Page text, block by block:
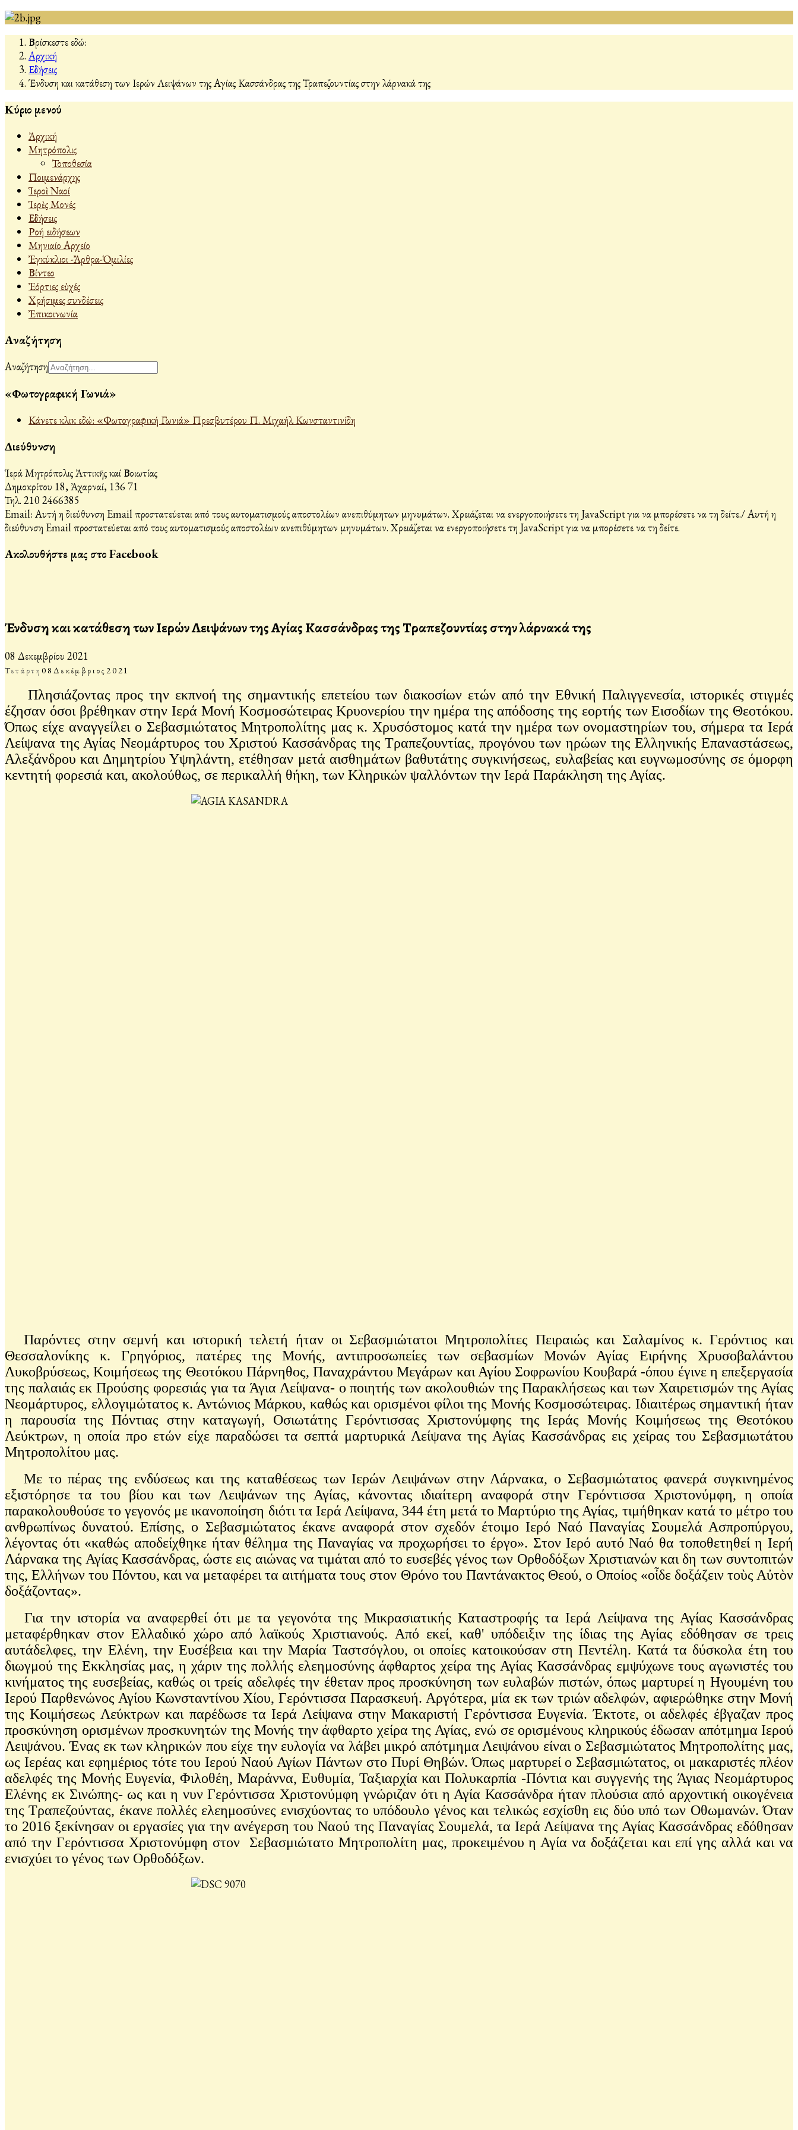
Βρίσκεστε εδώ:
Αρχική
Εἰδήσεις
Ένδυση και κατάθεση των Ιερών Λειψάνων της Αγίας Κασσάνδρας της Τραπεζουντίας στην λάρνακά της
Κύριο μενού
Ἀρχική
Μητρόπολις
Τοποθεσία
Ποιμενάρχης
Ἱεροὶ Ναοί
Ἱερὲς Μονές
Εἰδήσεις
Ροή ειδήσεων
Μηνιαίο Αρχείο
Ἐγκύκλιοι -Ἄρθρα-Ὁμιλίες
Βίντεο
Ἐόρτιες εὐχές
Χρήσιμες συνδέσεις
Ἐπικοινωνία
Αναζήτηση
Αναζήτηση
«Φωτογραφική Γωνιά»
Κάνετε κλικ εδώ: «Φωτογραφική Γωνιά» Πρεσβυτέρου Π. Μιχαήλ Κωνσταντινίδη
Διεύθυνση
Ἱερά Μητρόπολις Ἀττικῆς καί Βοιωτίας
Δημοκρίτου 18, Ἀχαρναί, 136 71
Τηλ. 210 2466385
Email: Αυτή η διεύθυνση Email προστατεύεται από τους αυτοματισμούς αποστολέων ανεπιθύμητων μηνυμάτων. Χρειάζεται να ενεργοποιήσετε τη JavaScript για να μπορέσετε να τη δείτε./Αυτή η
διεύθυνση Email προστατεύεται από τους αυτοματισμούς αποστολέων ανεπιθύμητων μηνυμάτων. Χρειάζεται να ενεργοποιήσετε τη JavaScript για να μπορέσετε να τη δείτε.
Ακολουθήστε μας στο Facebook
Ένδυση και κατάθεση των Ιερών Λειψάνων της Αγίας Κασσάνδρας της Τραπεζουντίας στην λάρνακά της
08 Δεκεμβρίου 2021
Τετάρτη08 Δεκέμβριος2021
Πλησιάζοντας προς την εκπνοή της σημαντικής επετείου των διακοσίων ετών από την Εθνική Παλιγγενεσία, ιστορικές στιγμές
έζησαν όσοι βρέθηκαν στην Ιερά Μονή Κοσμοσώτειρας Κρυονερίου την ημέρα της απόδοσης της εορτής των Εισοδίων της Θεοτόκου.
Όπως είχε αναγγείλει ο Σεβασμιώτατος Μητροπολίτης μας κ. Χρυσόστομος κατά την ημέρα των ονομαστηρίων του, σήμερα τα Ιερά
Λείψανα της Αγίας Νεομάρτυρος του Χριστού Κασσάνδρας της Τραπεζουντίας, προγόνου των ηρώων της Ελληνικής Επαναστάσεως,
Αλεξάνδρου και Δημητρίου Υψηλάντη, ετέθησαν μετά αισθημάτων βαθυτάτης συγκινήσεως, ευλαβείας και ευγνωμοσύνης σε όμορφη
κεντητή φορεσιά και, ακολούθως, σε περικαλλή θήκη, των Κληρικών ψαλλόντων την Ιερά Παράκληση της Αγίας.
Παρόντες στην σεμνή και ιστορική τελετή ήταν οι Σεβασμιώτατοι Μητροπολίτες Πειραιώς και Σαλαμίνος κ. Γερόντιος και
Θεσσαλονίκης κ. Γρηγόριος, πατέρες της Μονής, αντιπροσωπείες των σεβασμίων Μονών Αγίας Ειρήνης Χρυσοβαλάντου
Λυκοβρύσεως, Κοιμήσεως της Θεοτόκου Πάρνηθος, Παναχράντου Μεγάρων και Αγίου Σοφρωνίου Κουβαρά -όπου έγινε η επεξεργασία
της παλαιάς εκ Προύσης φορεσιάς για τα Άγια Λείψανα- ο ποιητής των ακολουθιών της Παρακλήσεως και των Χαιρετισμών της Αγίας
Νεομάρτυρος, ελλογιμώτατος κ. Αντώνιος Μάρκου, καθώς και ορισμένοι φίλοι της Μονής Κοσμοσώτειρας. Ιδιαιτέρως σημαντική ήταν
η παρουσία της Πόντιας στην καταγωγή, Οσιωτάτης Γερόντισσας Χριστονύμφης της Ιεράς Μονής Κοιμήσεως της Θεοτόκου
Λεύκτρων, η οποία προ ετών είχε παραδώσει τα σεπτά μαρτυρικά Λείψανα της Αγίας Κασσάνδρας εις χείρας του Σεβασμιωτάτου
Μητροπολίτου μας.
Με το πέρας της ενδύσεως και της καταθέσεως των Ιερών Λειψάνων στην Λάρνακα, ο Σεβασμιώτατος φανερά συγκινημένος
εξιστόρησε τα του βίου και των Λειψάνων της Αγίας, κάνοντας ιδιαίτερη αναφορά στην Γερόντισσα Χριστονύμφη, η οποία
παρακολουθούσε το γεγονός με ικανοποίηση διότι τα Ιερά Λείψανα, 344 έτη μετά το Μαρτύριο της Αγίας, τιμήθηκαν κατά το μέτρο του
ανθρωπίνως δυνατού. Επίσης, ο Σεβασμιώτατος έκανε αναφορά στον σχεδόν έτοιμο Ιερό Ναό Παναγίας Σουμελά Ασπροπύργου,
λέγοντας ότι «καθώς αποδείχθηκε ήταν θέλημα της Παναγίας να προχωρήσει το έργο». Στον Ιερό αυτό Ναό θα τοποθετηθεί η Ιερή
Λάρνακα της Αγίας Κασσάνδρας, ώστε εις αιώνας να τιμάται από το ευσεβές γένος των Ορθοδόξων Χριστιανών και δη των συντοπιτών
της, Ελλήνων του Πόντου, και να μεταφέρει τα αιτήματα τους στον Θρόνο του Παντάνακτος Θεού, ο Οποίος «οἶδε δοξάζειν τοὺς Αὐτὸν
δοξάζοντας».
Για την ιστορία να αναφερθεί ότι με τα γεγονότα της Μικρασιατικής Καταστροφής τα Ιερά Λείψανα της Αγίας Κασσάνδρας
μεταφέρθηκαν στον Ελλαδικό χώρο από λαϊκούς Χριστιανούς. Από εκεί, καθ' υπόδειξιν της ίδιας της Αγίας εδόθησαν σε τρεις
αυτάδελφες, την Ελένη, την Ευσέβεια και την Μαρία Ταστσόγλου, οι οποίες κατοικούσαν στη Πεντέλη. Κατά τα δύσκολα έτη του
διωγμού της Εκκλησίας μας, η χάριν της πολλής ελεημοσύνης άφθαρτος χείρα της Αγίας Κασσάνδρας εμψύχωνε τους αγωνιστές του
κινήματος της ευσεβείας, καθώς οι τρείς αδελφές την έθεταν προς προσκύνηση των ευλαβών πιστών, όπως μαρτυρεί η Ηγουμένη του
Ιερού Παρθενώνος Αγίου Κωνσταντίνου Χίου, Γερόντισσα Παρασκευή. Αργότερα, μία εκ των τριών αδελφών, αφιερώθηκε στην Μονή
της Κοιμήσεως Λεύκτρων και παρέδωσε τα Ιερά Λείψανα στην Μακαριστή Γερόντισσα Ευγενία. Έκτοτε, οι αδελφές έβγαζαν προς
προσκύνηση ορισμένων προσκυνητών της Μονής την άφθαρτο χείρα της Αγίας, ενώ σε ορισμένους κληρικούς έδωσαν απότμημα Ιερού
Λειψάνου. Ένας εκ των κληρικών που είχε την ευλογία να λάβει μικρό απότμημα Λειψάνου είναι ο Σεβασμιώτατος Μητροπολίτης μας,
ως Ιερέας και εφημέριος τότε του Ιερού Ναού Αγίων Πάντων στο Πυρί Θηβών. Όπως μαρτυρεί ο Σεβασμιώτατος, οι μακαριστές πλέον
αδελφές της Μονής Ευγενία, Φιλοθέη, Μαράννα, Ευθυμία, Ταξιαρχία και Πολυκαρπία -Πόντια και συγγενής της Άγιας Νεομάρτυρος
Ελένης εκ Σινώπης- ως και η νυν Γερόντισσα Χριστονύμφη γνώριζαν ότι η Αγία Κασσάνδρα ήταν πλούσια από αρχοντική οικογένεια
της Τραπεζούντας, έκανε πολλές ελεημοσύνες ενισχύοντας το υπόδουλο γένος και τελικώς εσχίσθη εις δύο υπό των Οθωμανών. Όταν
το 2016 ξεκίνησαν οι εργασίες για την ανέγερση του Ναού της Παναγίας Σουμελά, τα Ιερά Λείψανα της Αγίας Κασσάνδρας εδόθησαν
από την Γερόντισσα Χριστονύμφη στον Σεβασμιώτατο Μητροπολίτη μας, προκειμένου η Αγία να δοξάζεται και επί γης αλλά και να
ενισχύει το γένος των Ορθοδόξων.